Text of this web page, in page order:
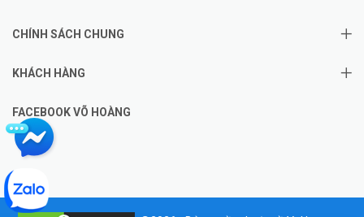
CHÍNH SÁCH CHUNG
KHÁCH HÀNG
FACEBOOK VÕ HOÀNG